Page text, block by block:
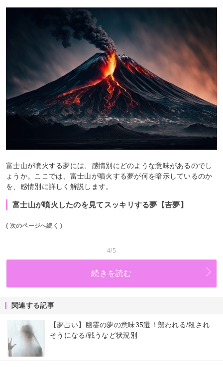
富士山が噴火する夢には、感情別にどのような意味があるのでし
ょうか。ここでは、富士山が噴火する夢が何を暗示しているのか
を、感情別に詳しく解説します。
富士山が噴火したのを見てスッキリする夢【吉夢】
( 次のページへ続く )
4/5
続きを読む
関連する記事
【夢占い】幽霊の夢の意味35選！襲われる/殺され
そうになる/戦うなど状況別